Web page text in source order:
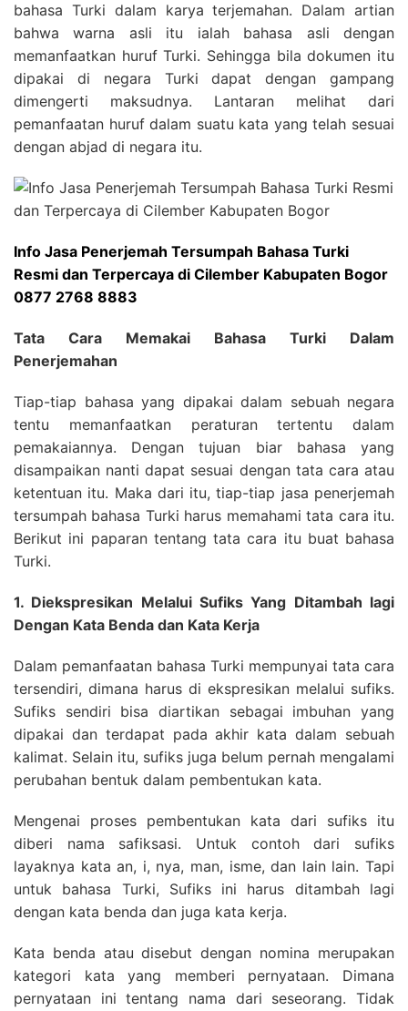
bahasa Turki dalam karya terjemahan. Dalam artian
bahwa warna asli itu ialah bahasa asli dengan
memanfaatkan huruf Turki. Sehingga bila dokumen itu
dipakai di negara Turki dapat dengan gampang
dimengerti maksudnya. Lantaran melihat dari
pemanfaatan huruf dalam suatu kata yang telah sesuai
dengan abjad di negara itu.
Info Jasa Penerjemah Tersumpah Bahasa Turki
Resmi dan Terpercaya di Cilember Kabupaten Bogor
0877 2768 8883
Tata Cara Memakai Bahasa Turki Dalam
Penerjemahan
Tiap-tiap bahasa yang dipakai dalam sebuah negara
tentu memanfaatkan peraturan tertentu dalam
pemakaiannya. Dengan tujuan biar bahasa yang
disampaikan nanti dapat sesuai dengan tata cara atau
ketentuan itu. Maka dari itu, tiap-tiap jasa penerjemah
tersumpah bahasa Turki harus memahami tata cara itu.
Berikut ini paparan tentang tata cara itu buat bahasa
Turki.
1. Diekspresikan Melalui Sufiks Yang Ditambah lagi
Dengan Kata Benda dan Kata Kerja
Dalam pemanfaatan bahasa Turki mempunyai tata cara
tersendiri, dimana harus di ekspresikan melalui sufiks.
Sufiks sendiri bisa diartikan sebagai imbuhan yang
dipakai dan terdapat pada akhir kata dalam sebuah
kalimat. Selain itu, sufiks juga belum pernah mengalami
perubahan bentuk dalam pembentukan kata.
Mengenai proses pembentukan kata dari sufiks itu
diberi nama safiksasi. Untuk contoh dari sufiks
layaknya kata an, i, nya, man, isme, dan lain lain. Tapi
untuk bahasa Turki, Sufiks ini harus ditambah lagi
dengan kata benda dan juga kata kerja.
Kata benda atau disebut dengan nomina merupakan
kategori kata yang memberi pernyataan. Dimana
pernyataan ini tentang nama dari seseorang. Tidak